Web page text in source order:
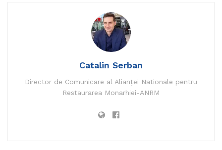
Ordonanța de urgență privind alegerile anticipate a fost
publicată, vineri, la zece zile de la adoptare în
Principalele prevederi din OUG sunt: posibilitatea ca
poată vota oriunde se află în țară, trei zile de vot în
Catalin Serban
Director de Comunicare al Alianței Nationale pentru
Restaurarea Monarhiei-ANRM